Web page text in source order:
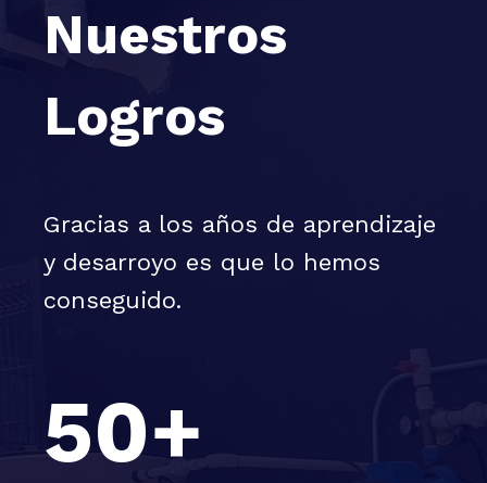
Nuestros
Logros
Gracias a los años de aprendizaje
y desarroyo es que lo hemos
conseguido.
50+